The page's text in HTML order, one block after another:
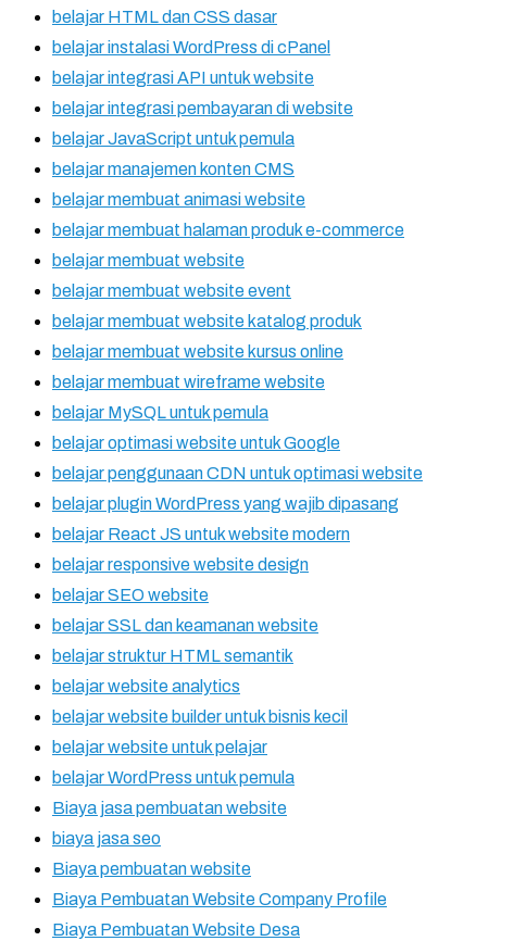
belajar HTML dan CSS dasar
belajar instalasi WordPress di cPanel
belajar integrasi API untuk website
belajar integrasi pembayaran di website
belajar JavaScript untuk pemula
belajar manajemen konten CMS
belajar membuat animasi website
belajar membuat halaman produk e-commerce
belajar membuat website
belajar membuat website event
belajar membuat website katalog produk
belajar membuat website kursus online
belajar membuat wireframe website
belajar MySQL untuk pemula
belajar optimasi website untuk Google
belajar penggunaan CDN untuk optimasi website
belajar plugin WordPress yang wajib dipasang
belajar React JS untuk website modern
belajar responsive website design
belajar SEO website
belajar SSL dan keamanan website
belajar struktur HTML semantik
belajar website analytics
belajar website builder untuk bisnis kecil
belajar website untuk pelajar
belajar WordPress untuk pemula
Biaya jasa pembuatan website
biaya jasa seo
Biaya pembuatan website
Biaya Pembuatan Website Company Profile
Biaya Pembuatan Website Desa